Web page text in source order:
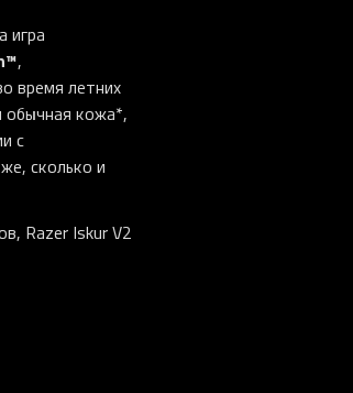
игра
,
время летних
обычная кожа*,
с
сколько и
Razer Iskur V2